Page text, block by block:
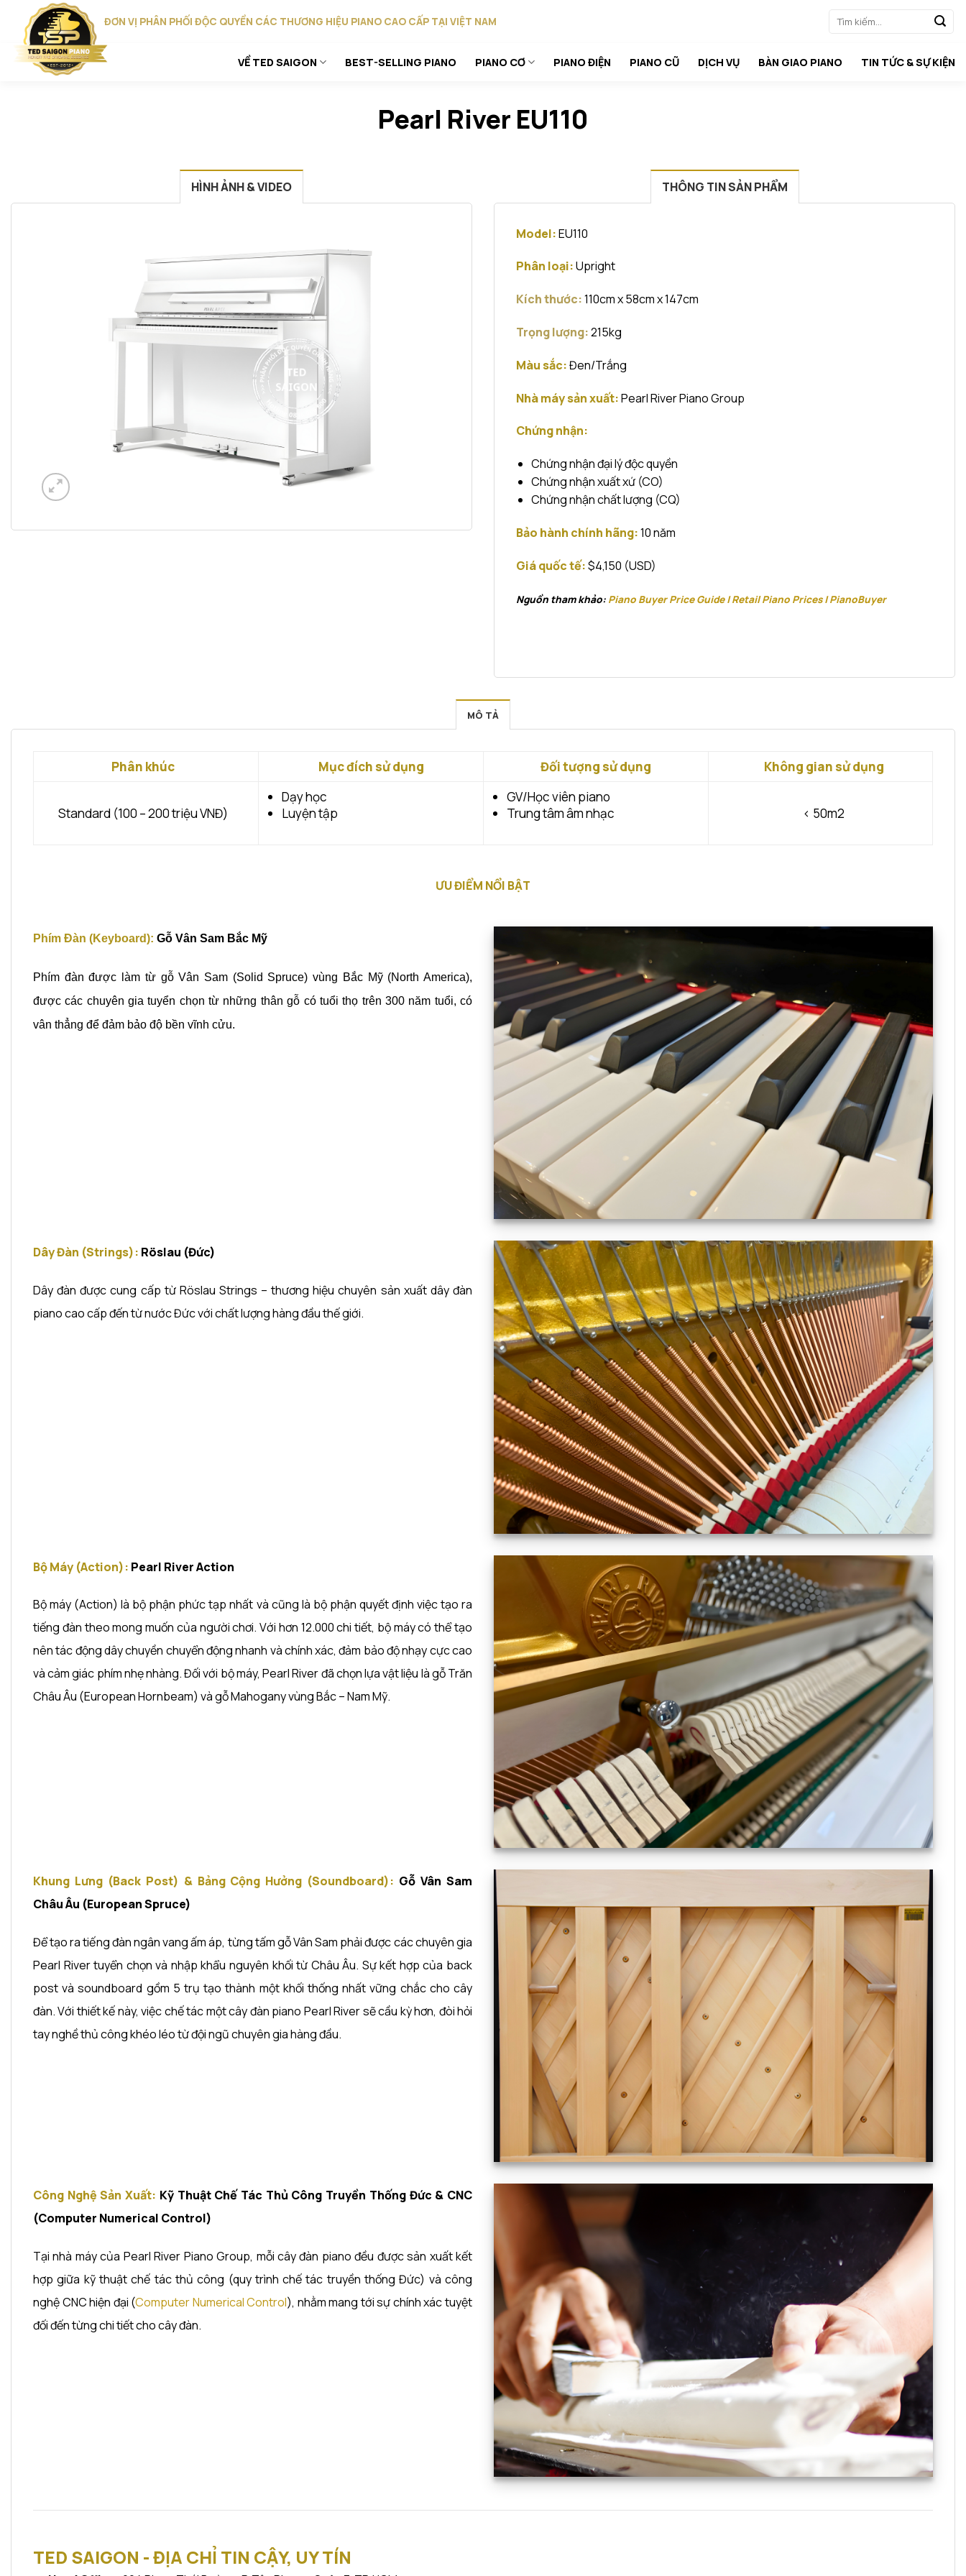
content
ĐƠN VỊ PHÂN PHỐI ĐỘC QUYỀN CÁC THƯƠNG HIỆU PIANO CAO CẤP TẠI VIỆT NAM
Tìm
VỀ TED SAIGON BEST-SELLING PIANO PIANO CƠ PIANO ĐIỆN PIANO CŨ DỊCH VỤ BÀN GIAO PIANO TIN TỨC & SỰ KIỆN
Pearl River EU110
HÌNH ẢNH & VIDEO THÔNG TIN SẢN PHẨM
Model:EU110
Phân loại:Upright
Kích thước:110cm x 58cm x 147cm
Trọng lượng:215kg
Màu sắc:Đen/Trắng
Nhà máy sản xuất:Pearl River Piano Group
Chứng nhận:
Chứng nhận đại lý độc quyền
Chứng nhận xuất xứ (CO)
Chứng nhận chất lượng (CQ)
Bảo hành chính hãng:10 năm
Giá quốc tế:$4,150 (USD)
Nguồn tham khảo: Piano Buyer Price Guide | Retail Piano Prices | PianoBuyer
MÔ TẢ
Phân khúc Mục đích sử dụng Đối tượng sử dụng Không gian sử dụng
Standard (100 – 200 triệu VNĐ)
Dạy học
Luyện tập
GV/Học viên piano
Trung tâm âm nhạc
< 50m2
ƯU ĐIỂM NỔI BẬT
Phím Đàn (Keyboard): Gỗ Vân Sam Bắc Mỹ
Phím đàn được làm từ gỗ Vân Sam (Solid Spruce) vùng Bắc Mỹ (North America),
được các chuyên gia tuyển chọn từ những thân gỗ có tuổi thọ trên 300 năm tuổi, có
vân thẳng để đảm bảo độ bền vĩnh cửu.
Dây Đàn (Strings): Röslau (Đức)
Dây đàn được cung cấp từ Röslau Strings – thương hiệu chuyên sản xuất dây đàn
piano cao cấp đến từ nước Đức với chất lượng hàng đầu thế giới.
Bộ Máy (Action): Pearl River Action
Bộ máy (Action) là bộ phận phức tạp nhất và cũng là bộ phận quyết định việc tạo ra
tiếng đàn theo mong muốn của người chơi. Với hơn 12.000 chi tiết, bộ máy có thể tạo
nên tác động dây chuyền chuyển động nhanh và chính xác, đảm bảo độ nhạy cực cao
và cảm giác phím nhẹ nhàng. Đối với bộ máy, Pearl River đã chọn lựa vật liệu là gỗ Trăn
Châu Âu (European Hornbeam) và gỗ Mahogany vùng Bắc – Nam Mỹ.
Khung Lưng (Back Post) & Bảng Cộng Hưởng (Soundboard): Gỗ Vân Sam
Châu Âu (European Spruce)
Để tạo ra tiếng đàn ngân vang ấm áp, từng tấm gỗ Vân Sam phải được các chuyên gia
Pearl River tuyển chọn và nhập khẩu nguyên khối từ Châu Âu. Sự kết hợp của back
post và soundboard gồm 5 trụ tạo thành một khối thống nhất vững chắc cho cây
đàn. Với thiết kế này, việc chế tác một cây đàn piano Pearl River sẽ cầu kỳ hơn, đòi hỏi
tay nghề thủ công khéo léo từ đội ngũ chuyên gia hàng đầu.
Công Nghệ Sản Xuất: Kỹ Thuật Chế Tác Thủ Công Truyền Thống Đức & CNC
(Computer Numerical Control)
Tại nhà máy của Pearl River Piano Group, mỗi cây đàn piano đều được sản xuất kết
hợp giữa kỹ thuật chế tác thủ công (quy trình chế tác truyền thống Đức) và công
nghệ CNC hiện đại (Computer Numerical Control), nhằm mang tới sự chính xác tuyệt
đối đến từng chi tiết cho cây đàn.
TED SAIGON - ĐỊA CHỈ TIN CẬY, UY TÍN